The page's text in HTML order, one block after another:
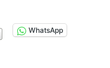
WhatsApp